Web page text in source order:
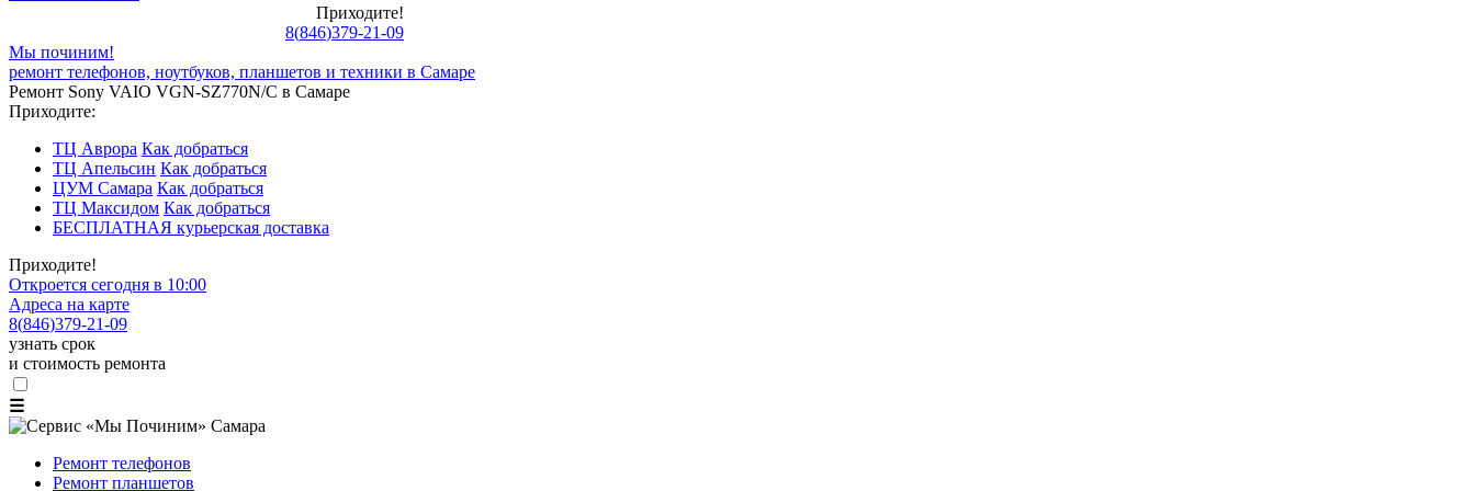
Приходите!
8(846)379-21-09
Мы починим!
ремонт телефонов, ноутбуков, планшетов и техники в Самаре
Ремонт Sony VAIO VGN-SZ770N/C в Самаре
Приходите:
ТЦ Аврора Как добраться
ТЦ Апельсин Как добраться
ЦУМ Самара Как добраться
ТЦ Максидом Как добраться
БЕСПЛАТНАЯ курьерская доставка
Приходите!
Откроется сегодня в 10:00
Адреса на карте
8(846)379-21-09
узнать срок
и стоимость ремонта
☰
Ремонт телефонов
Ремонт планшетов